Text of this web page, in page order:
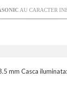
AU CARACTER
Casca